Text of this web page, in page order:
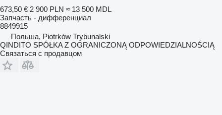
673,50 € 2 900 PLN ≈ 13 500 MDL
Запчасть - дифференциал
8849915
Польша, Piotrków Trybunalski
QINDITO SPÓŁKA Z OGRANICZONĄ ODPOWIEDZIALNOŚCIĄ
Связаться с продавцом